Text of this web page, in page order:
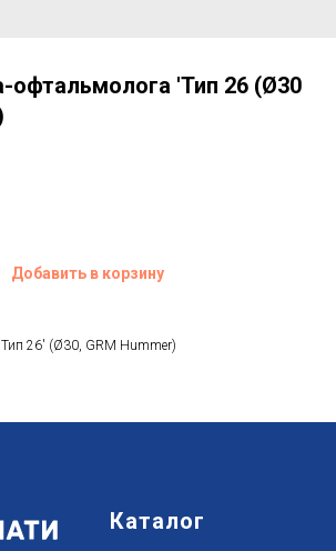
офтальмолога 'Тип 26 (Ø30
Добавить в корзину
26' (Ø30, GRM Hummer)
Каталог